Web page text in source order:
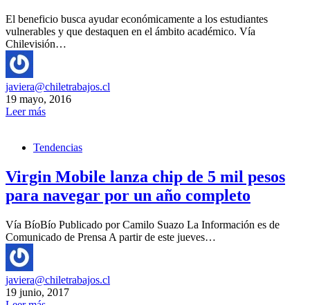
El beneficio busca ayudar económicamente a los estudiantes
vulnerables y que destaquen en el ámbito académico. Vía
Chilevisión…
javiera@chiletrabajos.cl
19 mayo, 2016
Leer más
Tendencias
Virgin Mobile lanza chip de 5 mil pesos
para navegar por un año completo
Vía BíoBío Publicado por Camilo Suazo La Información es de
Comunicado de Prensa A partir de este jueves…
javiera@chiletrabajos.cl
19 junio, 2017